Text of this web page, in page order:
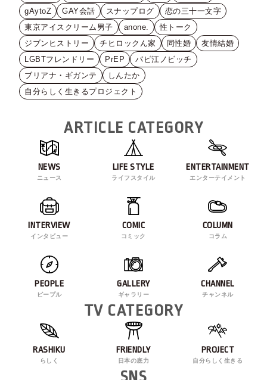
gAytoZ
GAY会話 スナップログ
恋の三十一文字
東京アイスクリーム男子
anone.
性トーク
ジブンヒストリー
チヒロックん家 同性婚
友情結婚
LGBTフレンドリー
PrEP
バビ江ノビッチ
ブリアナ・ギガンテ
しんたか
自分らしく生きるプロジェクト
ARTICLE CATEGORY
NEWS
ニュース
LIFE STYLE
ライフスタイル
ENTERTAINMENT
エンターテイメント
INTERVIEW
インタビュー
COMIC
コミック
COLUMN
コラム
PEOPLE
ピープル
GALLERY
ギャラリー
CHANNEL
チャンネル
TV CATEGORY
RASHIKU
らしく
FRIENDLY
日本の底力
PROJECT
自分らしく生きる